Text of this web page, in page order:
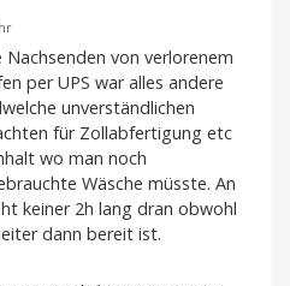
von verlorenem
per UPS war alles andere
unverständlichen
für Zollabfertigung etc
wo man noch
Wäsche müsste. An
keiner 2h lang dran obwohl
dann bereit ist.